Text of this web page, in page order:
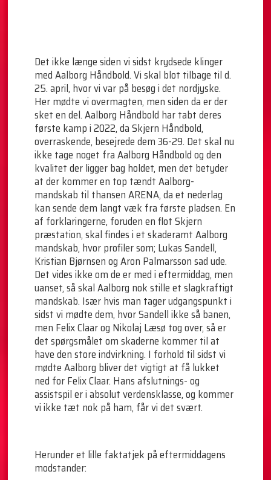
Det ikke længe siden vi sidst krydsede klinger
med Aalborg Håndbold. Vi skal blot tilbage til d.
25. april, hvor vi var på besøg i det nordjyske.
Her mødte vi overmagten, men siden da er der
sket en del. Aalborg Håndbold har tabt deres
første kamp i 2022, da Skjern Håndbold,
overraskende, besejrede dem 36-29. Det skal nu
ikke tage noget fra Aalborg Håndbold og den
kvalitet der ligger bag holdet, men det betyder
at der kommer en top tændt Aalborg-
mandskab til thansen ARENA, da et nederlag
kan sende dem langt væk fra første pladsen. En
af forklaringerne, foruden en flot Skjern
præstation, skal findes i et skaderamt Aalborg
mandskab, hvor profiler som; Lukas Sandell,
Kristian Bjørnsen og Aron Palmarsson sad ude.
Det vides ikke om de er med i eftermiddag, men
uanset, så skal Aalborg nok stille et slagkraftigt
mandskab. Især hvis man tager udgangspunkt i
sidst vi mødte dem, hvor Sandell ikke så banen,
men Felix Claar og Nikolaj Læsø tog over, så er
det spørgsmålet om skaderne kommer til at
have den store indvirkning. I forhold til sidst vi
mødte Aalborg bliver det vigtigt at få lukket
ned for Felix Claar. Hans afslutnings- og
assistspil er i absolut verdensklasse, og kommer
vi ikke tæt nok på ham, får vi det svært.
Herunder et lille faktatjek på eftermiddagens
modstander: